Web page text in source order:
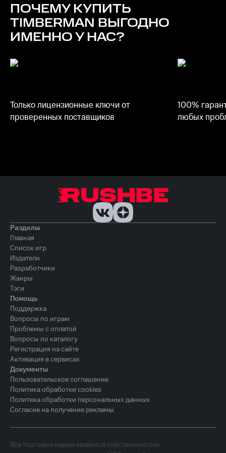
ПОЧЕМУ КУПИТЬ
TIMBERMAN ВЫГОДНО
ИМЕННО У НАС?
Только лицензионные ключи от
проверенных поставщиков
100%
любых
Разделы
Главная
Список игр
Издатели
Разработчики
Жанры
Тэги
Помощь
Поддержка
Вопросы по играм
Проблемы с оплатой
Вопросы по каталогу
Регистрация на сайте
Активация в сервисах
Документы
Пользовательское соглашение
Политика обработки cookies
Политика обработки персональных данных
Согласие на получение рекламы
Все торговые марки являются собственностью